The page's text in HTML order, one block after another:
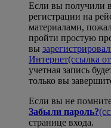
Если вы получили
регистрации на
материалами,
пройти простую
вы
Интернет(ссылка
учетная запись
только вы
Если вы не
Забыли пароль?
странице входа.